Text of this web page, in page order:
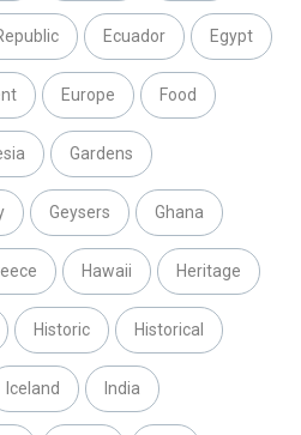
Ecuador Egypt
Europe Food
Gardens
Geysers Ghana
Hawaii Heritage
Historic Historical
Iceland India